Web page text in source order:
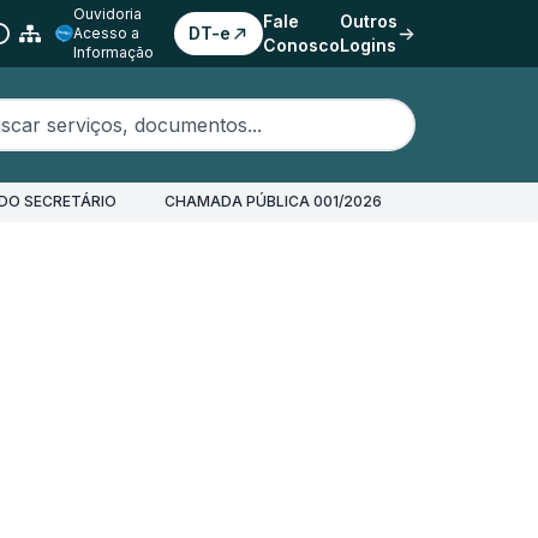
Ouvidoria
Acesso a
Informação
DT-e
Fale
Conosco
Outros
Logins
documentos...
SECRETÁRIO CHAMADA PÚBLICA 001/2026